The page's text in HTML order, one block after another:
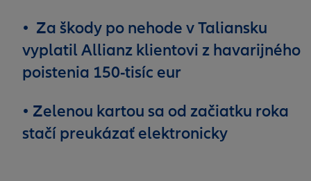
• Za škody po nehode v Taliansku
vyplatil Allianz klientovi z havarijného
poistenia 150-tisíc eur
• Zelenou kartou sa od začiatku roka
stačí preukázať elektronicky